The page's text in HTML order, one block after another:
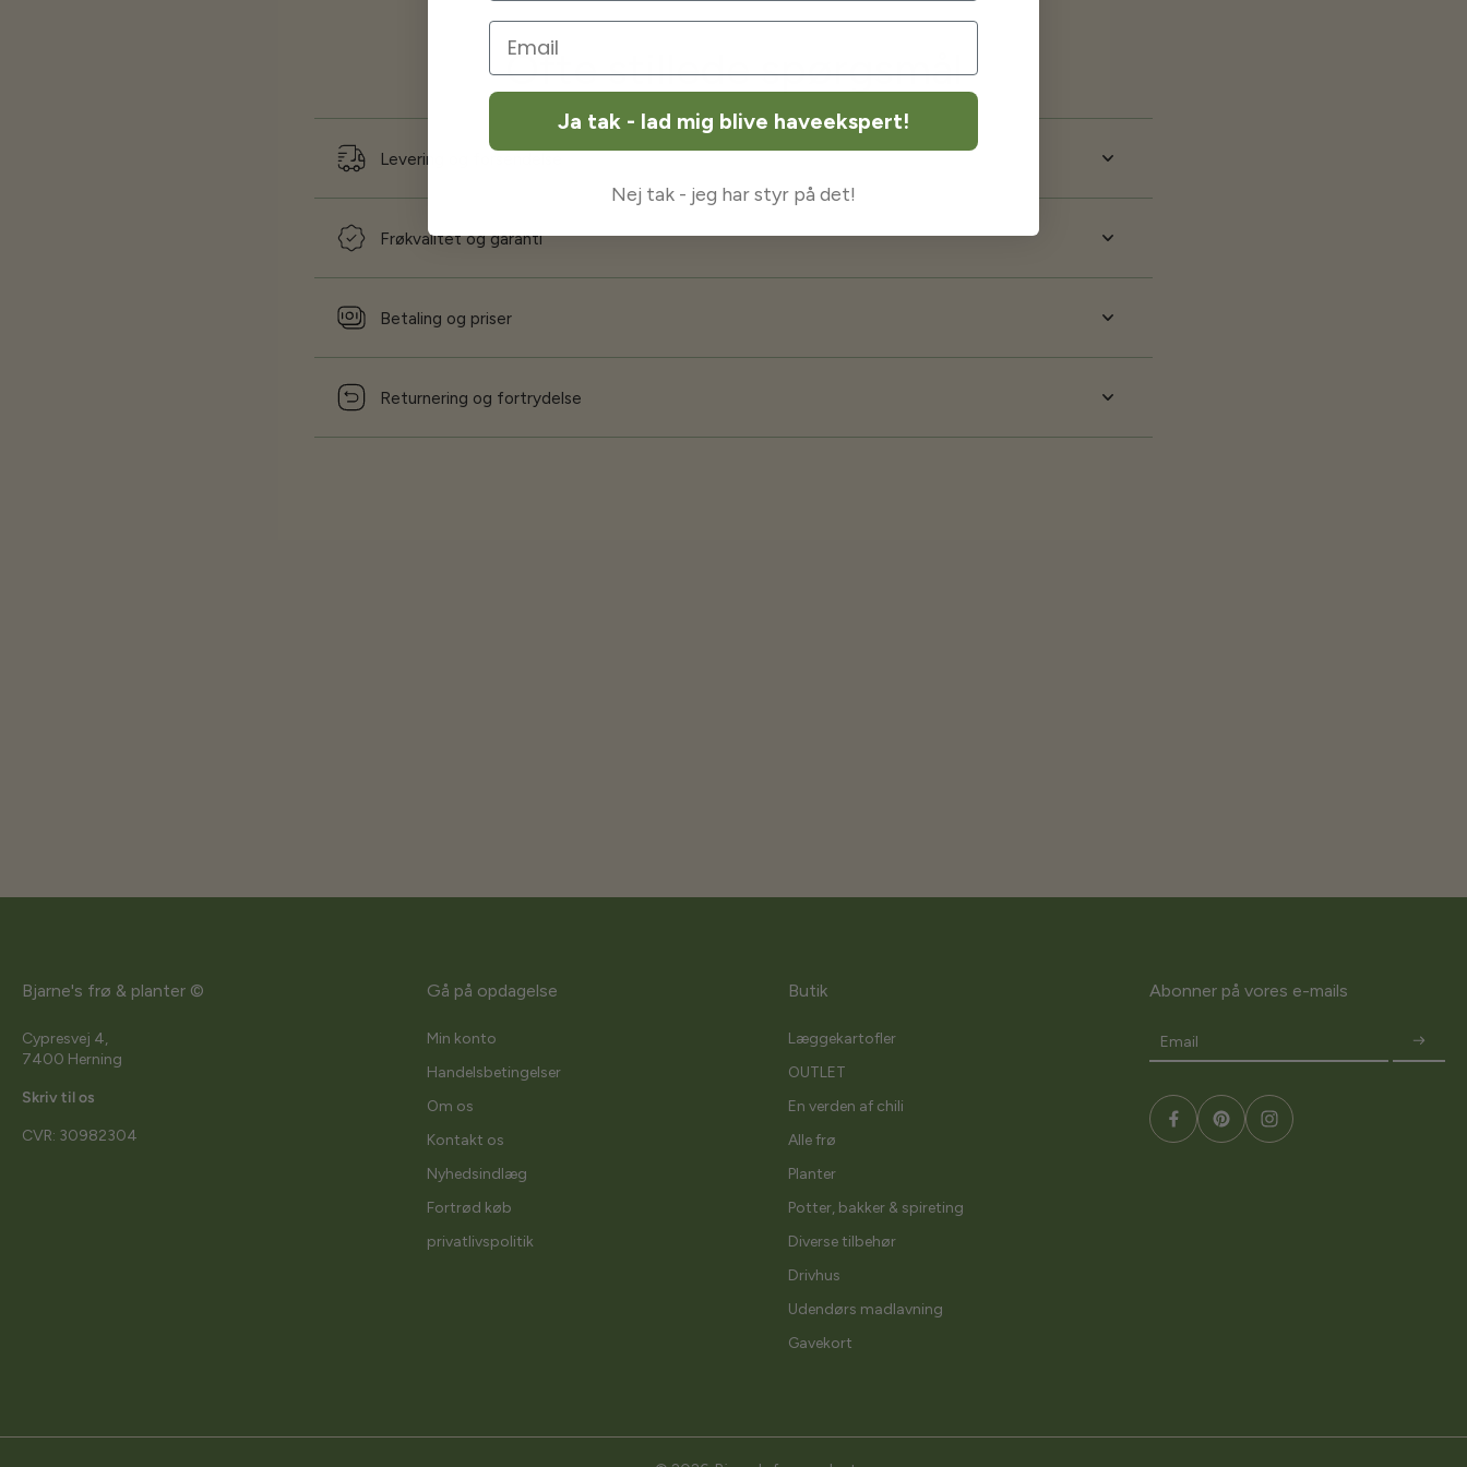
Ofte stillede spørgsmål
Levering og forsendelse
Frøkvalitet og garanti
Betaling og priser
Returnering og fortrydelse
Bjarne's frø & planter ©
Cypresvej 4,
7400 Herning
Skriv til os
CVR: 30982304
Gå på opdagelse
Min konto
Handelsbetingelser
Om os
Kontakt os
Nyhedsindlæg
Fortrød køb
privatlivspolitik
Butik
Læggekartofler
OUTLET
En verden af chili
Alle frø
Planter
Potter, bakker & spireting
Diverse tilbehør
Drivhus
Udendørs madlavning
Gavekort
Abonner på vores e-mails
Email
Ja tak - lad mig blive haveekspert!
Nej tak - jeg har styr på det!